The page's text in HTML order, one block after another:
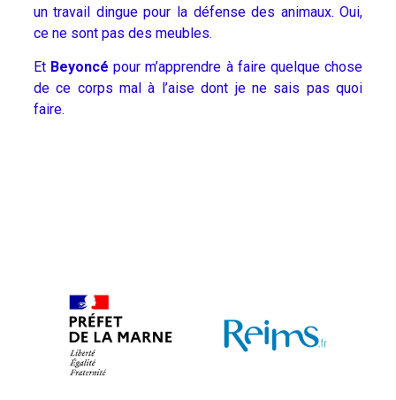
un travail dingue pour la défense des animaux. Oui,
ce ne sont pas des meubles.
Et Beyoncé pour m’apprendre à faire quelque chose
de ce corps mal à l’aise dont je ne sais pas quoi
faire.